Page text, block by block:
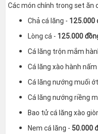
Các món chính trong set ăn
Chả cá lăng - 125.000
Lòng cá - 125.000
Cá lăng trộn mắm
Cá lăng xào hành nấm
Cá lăng nướng muối
Cá lăng nướng riềng
Bao tử cá lăng xào
Nem cá lăng - 50.000